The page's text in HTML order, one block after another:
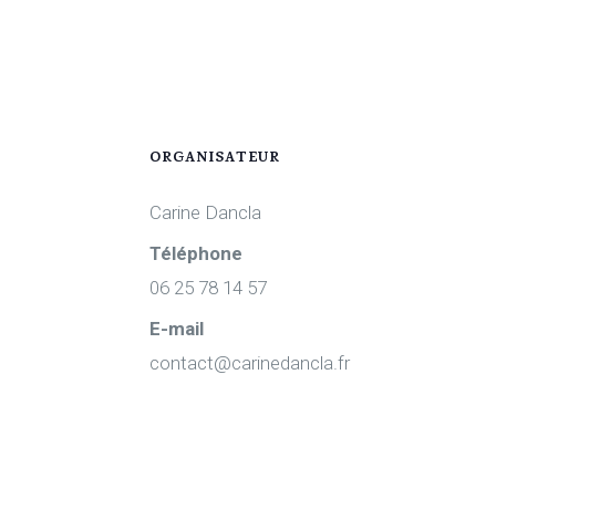
ORGANISATEUR
Carine Dancla
Téléphone
06 25 78 14 57
E-mail
contact@carinedancla.fr